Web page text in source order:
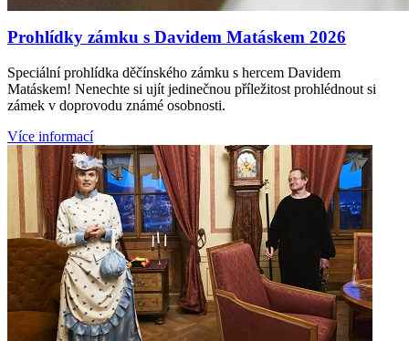
Prohlídky zámku s Davidem Matáskem 2026
Speciální prohlídka děčínského zámku s hercem Davidem
Matáskem! Nenechte si ujít jedinečnou příležitost prohlédnout si
zámek v doprovodu známé osobnosti.
Více informací